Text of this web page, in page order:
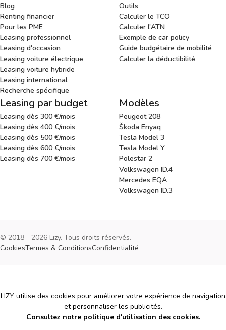
Blog
Renting financier
Pour les PME
Leasing professionnel
Leasing d'occasion
Leasing voiture électrique
Leasing voiture hybride
Leasing international
Recherche spécifique
Outils
Calculer le TCO
Calculer l'ATN
Exemple de car policy
Guide budgétaire de mobilité
Calculer la déductibilité
Leasing par budget
Leasing dès 300 €/mois
Leasing dès 400 €/mois
Leasing dès 500 €/mois
Leasing dès 600 €/mois
Leasing dès 700 €/mois
Modèles
Peugeot 208
Škoda Enyaq
Tesla Model 3
Tesla Model Y
Polestar 2
Volkswagen ID.4
Mercedes EQA
Volkswagen ID.3
© 2018 - 2026 Lizy. Tous droits réservés.
CookiesTermes & ConditionsConfidentialité
Cookies
LIZY utilise des cookies pour améliorer votre expérience de navigation
et personnaliser les publicités.
Consultez notre politique d'utilisation des cookies.